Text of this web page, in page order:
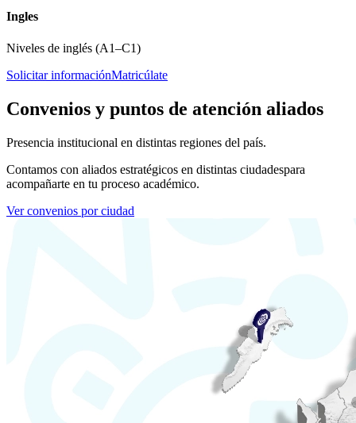
Ingles
Niveles de inglés (A1–C1)
Solicitar informaciónMatricúlate
Convenios y puntos de atención aliados
Presencia institucional en distintas regiones del país.
Contamos con aliados estratégicos en distintas ciudadespara
acompañarte en tu proceso académico.
Ver convenios por ciudad